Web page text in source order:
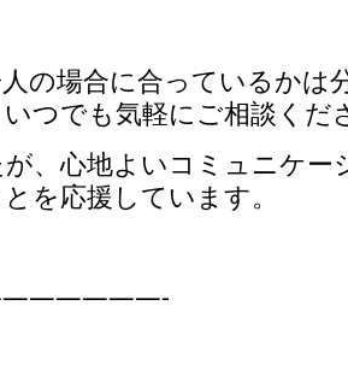
の場合に合っているかは
つでも気軽にご相談くだ
、心地よいコミュニケー
を応援しています。